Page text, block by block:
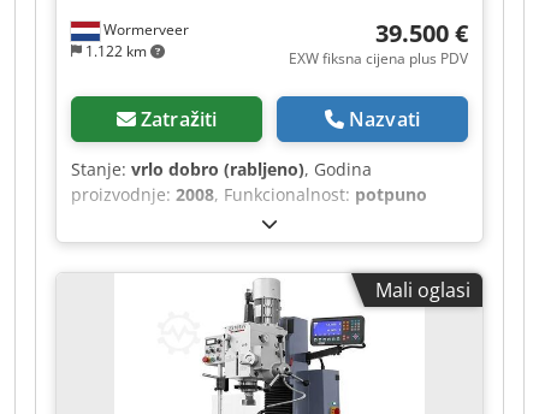
Wormerveer
1.122 km
39.500 €
EXW fiksna cijena plus PDV
Zatražiti Nazvati
Stanje: vrlo dobro (rabljeno), Godina
proizvodnje: 2008, Funkcionalnost: potpuno
, broj stroja/vozila:
Fehlmann model Picomax 54 Heidenhain TNC
320 u vrlo dobrom stanju Tehnički podaci: -
Godina proizvodnje: 2008 - Hod X, Y, Z osi:
500/260/480 mm - Hod bušilne pinole: 160 mm -
Dimenzije stola (D x Š): 880 x 320 mm -
Maksimalno opterećenje stola: 250 kg -
Udaljenost stol – vreteno: 0 - 605 mm - Pomak
Mali oglasi